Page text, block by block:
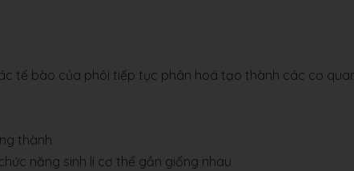
tế bào của phôi tiếp tục phân hoá tạo thành các cơ
thành
năng sinh lí cơ thể gần giống nhau